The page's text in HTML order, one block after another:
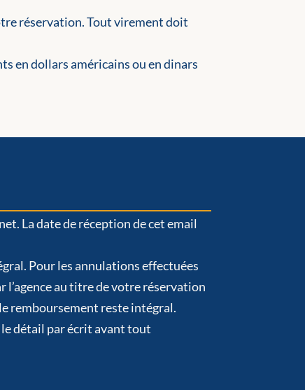
réservation. Tout virement doit
en dollars américains ou en dinars
La date de réception de cet email
Pour les annulations effectuées
l’agence au titre de votre réservation
remboursement reste intégral.
le détail par écrit avant tout